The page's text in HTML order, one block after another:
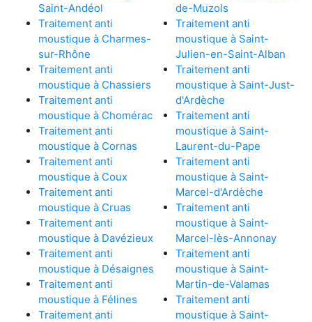
Saint-Andéol
Traitement anti
moustique à Charmes-
sur-Rhône
Traitement anti
moustique à Chassiers
Traitement anti
moustique à Chomérac
Traitement anti
moustique à Cornas
Traitement anti
moustique à Coux
Traitement anti
moustique à Cruas
Traitement anti
moustique à Davézieux
Traitement anti
moustique à Désaignes
Traitement anti
moustique à Félines
Traitement anti
de-Muzols
Traitement anti
moustique à Saint-
Julien-en-Saint-Alban
Traitement anti
moustique à Saint-Just-
d'Ardèche
Traitement anti
moustique à Saint-
Laurent-du-Pape
Traitement anti
moustique à Saint-
Marcel-d'Ardèche
Traitement anti
moustique à Saint-
Marcel-lès-Annonay
Traitement anti
moustique à Saint-
Martin-de-Valamas
Traitement anti
moustique à Saint-